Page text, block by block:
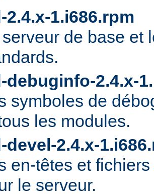
2.4.x-1.i686.rpm
de base et
debuginfo-2.4.x-
symboles de
les modules.
devel-2.4.x-
en-têtes et
le serveur.